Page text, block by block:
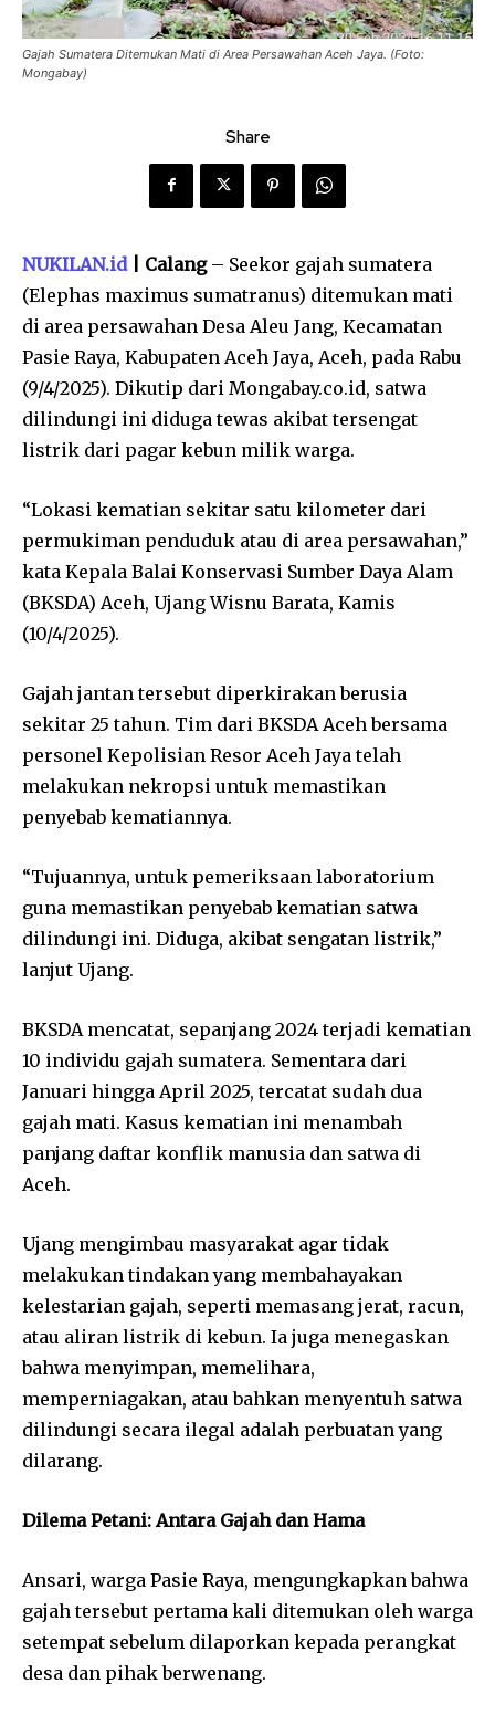
Gajah Sumatera Ditemukan Mati di Area Persawahan Aceh Jaya. (Foto:
Mongabay)
Share
NUKILAN.id| Calang – Seekor gajah sumatera
(Elephas maximus sumatranus) ditemukan mati
di area persawahan Desa Aleu Jang, Kecamatan
Pasie Raya, Kabupaten Aceh Jaya, Aceh, pada Rabu
(9/4/2025). Dikutip dari Mongabay.co.id, satwa
dilindungi ini diduga tewas akibat tersengat
listrik dari pagar kebun milik warga.
“Lokasi kematian sekitar satu kilometer dari
permukiman penduduk atau di area persawahan,”
kata Kepala Balai Konservasi Sumber Daya Alam
(BKSDA) Aceh, Ujang Wisnu Barata, Kamis
(10/4/2025).
Gajah jantan tersebut diperkirakan berusia
sekitar 25 tahun. Tim dari BKSDA Aceh bersama
personel Kepolisian Resor Aceh Jaya telah
melakukan nekropsi untuk memastikan
penyebab kematiannya.
“Tujuannya, untuk pemeriksaan laboratorium
guna memastikan penyebab kematian satwa
dilindungi ini. Diduga, akibat sengatan listrik,”
lanjut Ujang.
BKSDA mencatat, sepanjang 2024 terjadi kematian
10 individu gajah sumatera. Sementara dari
Januari hingga April 2025, tercatat sudah dua
gajah mati. Kasus kematian ini menambah
panjang daftar konflik manusia dan satwa di
Aceh.
Ujang mengimbau masyarakat agar tidak
melakukan tindakan yang membahayakan
kelestarian gajah, seperti memasang jerat, racun,
atau aliran listrik di kebun. Ia juga menegaskan
bahwa menyimpan, memelihara,
memperniagakan, atau bahkan menyentuh satwa
dilindungi secara ilegal adalah perbuatan yang
dilarang.
Dilema Petani: Antara Gajah dan Hama
Ansari, warga Pasie Raya, mengungkapkan bahwa
gajah tersebut pertama kali ditemukan oleh warga
setempat sebelum dilaporkan kepada perangkat
desa dan pihak berwenang.